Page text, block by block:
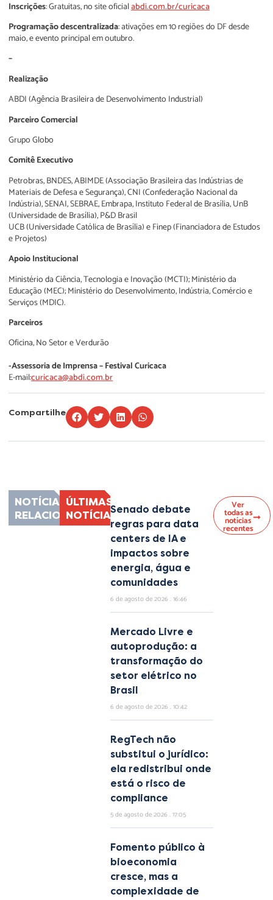
Inscrições: Gratuitas, no site oficialabdi.com.br/curicaca
Programação descentralizada: ativações em 10 regiões do DF desde
maio, e evento principal em outubro.
–
Realização
ABDI (Agência Brasileira de Desenvolvimento Industrial)
Parceiro Comercial
Grupo Globo
Comitê Executivo
Petrobras, BNDES, ABIMDE (Associação Brasileira das Indústrias de
Materiais de Defesa e Segurança), CNI (Confederação Nacional da
Indústria), SENAI, SEBRAE, Embrapa, Instituto Federal de Brasília, UnB
(Universidade de Brasília), P&D Brasil
UCB (Universidade Católica de Brasília) e Finep (Financiadora de Estudos
e Projetos)
Apoio Institucional
Ministério da Ciência, Tecnologia e Inovação (MCTI); Ministério da
Educação (MEC); Ministério do Desenvolvimento, Indústria, Comércio e
Serviços (MDIC).
Parceiros
Oficina, No Setor e Verdurão
-Assessoria de Imprensa – Festival Curicaca
E-mail:curicaca@abdi.com.br
Compartilhe
NOTÍCIAS
RELACIONADAS
ÚLTIMAS
NOTÍCIASSenado debate
regras para data
centers de IA e
impactos sobre
energia, água e
comunidades
6 de agosto de 2026 16:46
Mercado Livre e
autoprodução: a
transformação do
setor elétrico no
Brasil
6 de agosto de 2026 10:42
RegTech não
substitui o jurídico:
ela redistribui onde
está o risco de
compliance
5 de agosto de 2026 17:05
Fomento público à
bioeconomia
cresce, mas a
complexidade de
Ver
todas as
notícias
recentes